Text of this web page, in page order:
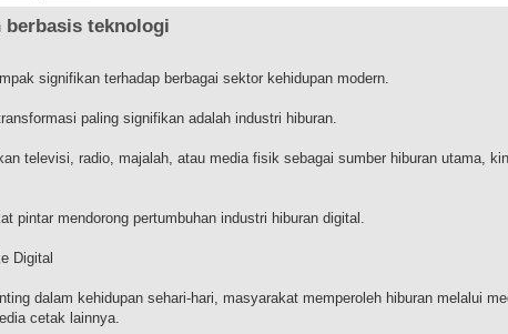
berbasis teknologi
signifikan terhadap berbagai sektor kehidupan modern.
paling signifikan adalah industri hiburan.
televisi, radio, majalah, atau media fisik sebagai sumber hiburan utama,
pintar mendorong pertumbuhan industri hiburan digital.
Digital
dalam kehidupan sehari-hari, masyarakat memperoleh hiburan melalui
cetak lainnya.